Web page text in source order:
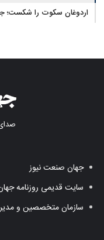
اردوغان سکوت را شکست؛
جهان صنعت نیوز
سایت قدیمی روزنامه
سازمان متخصصین و